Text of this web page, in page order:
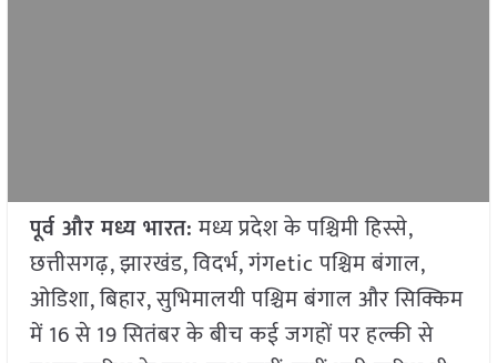
पूर्व और मध्य भारत:मध्य प्रदेश के पश्चिमी हिस्से,
छत्तीसगढ़, झारखंड, विदर्भ, गंगetic पश्चिम बंगाल,
ओडिशा, बिहार, सुभिमालयी पश्चिम बंगाल और सिक्किम
में 16 से 19 सितंबर के बीच कई जगहों पर हल्की से